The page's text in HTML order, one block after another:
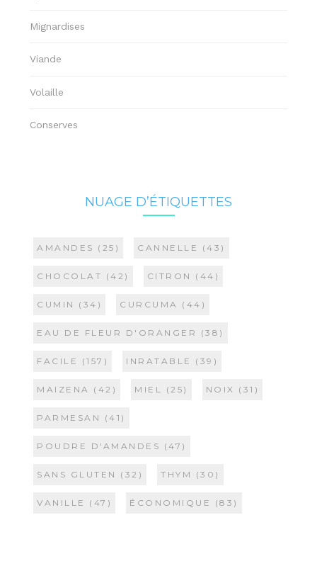
Mignardises
Viande
Volaille
Conserves
NUAGE D’ÉTIQUETTES
AMANDES (25) CANNELLE (43)
CHOCOLAT (42) CITRON (44)
CUMIN (34) CURCUMA (44)
EAU DE FLEUR D'ORANGER (38)
FACILE (157) INRATABLE (39)
MAIZENA (42) MIEL (25) NOIX (31)
PARMESAN (41)
POUDRE D'AMANDES (47)
SANS GLUTEN (32) THYM (30)
VANILLE (47) ÉCONOMIQUE (83)